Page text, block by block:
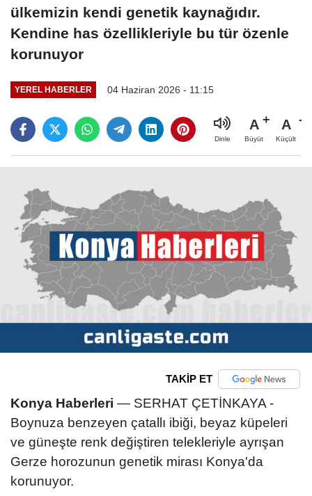
ülkemizin kendi genetik kaynağıdır.
Kendine has özellikleriyle bu tür özenle
korunuyor
YEREL HABERLER 04 Haziran 2026 - 11:15
Dinle
A
Büyüt
A
Küçült
TAKİP ET
Konya Haberleri — SERHAT ÇETİNKAYA -
Boynuza benzeyen çatallı ibiği, beyaz küpeleri
ve güneşte renk değiştiren telekleriyle ayrışan
Gerze horozunun genetik mirası Konya'da
korunuyor.